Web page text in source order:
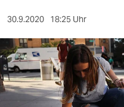
sport
berlin
nord
30.9.2020 18:25 Uhr